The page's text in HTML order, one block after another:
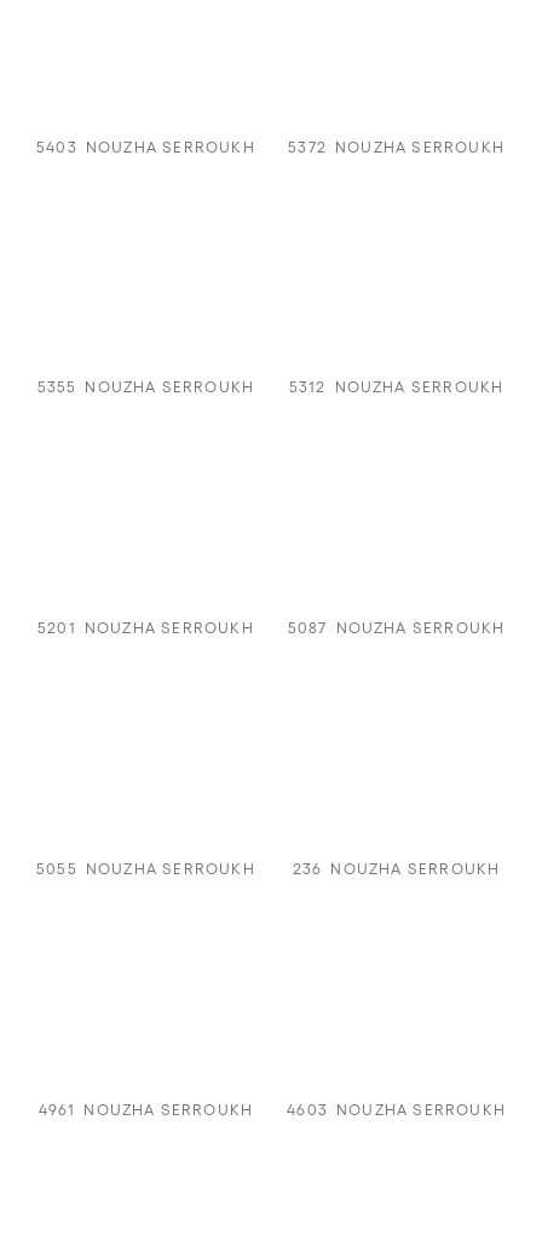
5403 NOUZHA SERROUKH 5372 NOUZHA SERROUKH
5355 NOUZHA SERROUKH 5312 NOUZHA SERROUKH
5201 NOUZHA SERROUKH 5087 NOUZHA SERROUKH
5055 NOUZHA SERROUKH 236 NOUZHA SERROUKH
4961 NOUZHA SERROUKH 4603 NOUZHA SERROUKH